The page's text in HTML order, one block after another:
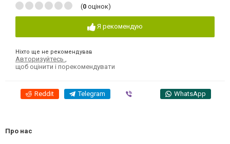
(0 оцінок)
Я рекомендую
Ніхто ще не рекомендував
Авторизуйтесь
щоб оцінити і порекомендувати
Reddit Telegram WhatsApp
Про нас